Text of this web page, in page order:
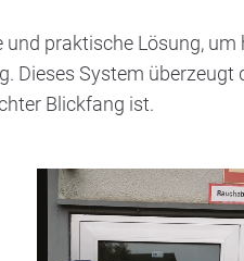
praktische Lösung, um
Dieses System überzeugt
Blickfang ist.
Video-
Player